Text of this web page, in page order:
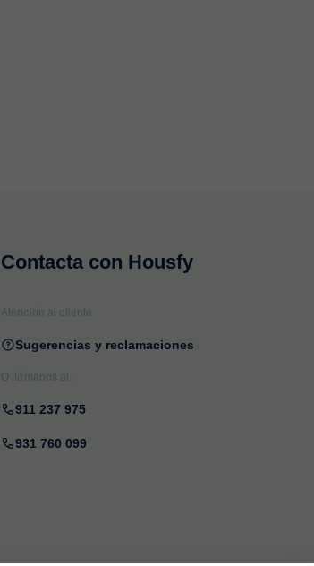
Contacta con Housfy
Atención al cliente
Sugerencias y reclamaciones
O llámanos al:
911 237 975
931 760 099